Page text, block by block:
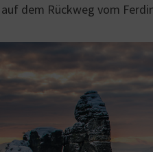
dem Rückweg vom